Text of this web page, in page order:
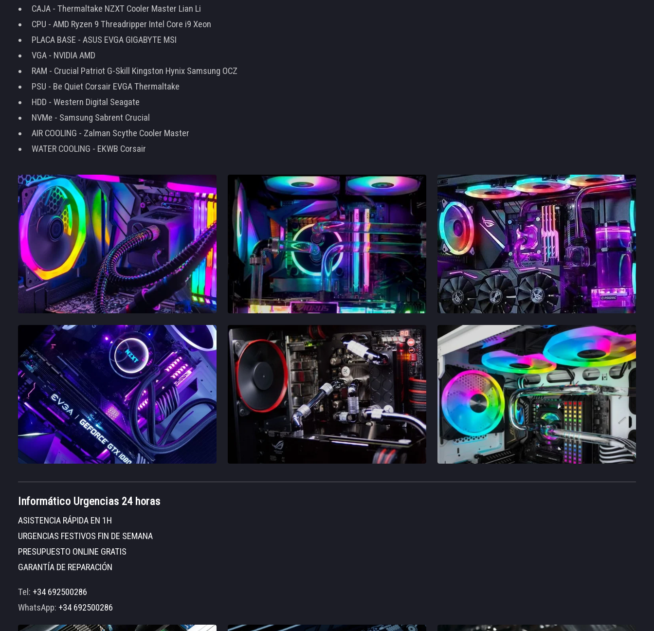
CAJA - Thermaltake NZXT Cooler Master Lian Li
CPU - AMD Ryzen 9 Threadripper Intel Core i9 Xeon
PLACA BASE - ASUS EVGA GIGABYTE MSI
VGA - NVIDIA AMD
RAM - Crucial Patriot G-Skill Kingston Hynix Samsung OCZ
PSU - Be Quiet Corsair EVGA Thermaltake
HDD - Western Digital Seagate
NVMe - Samsung Sabrent Crucial
AIR COOLING - Zalman Scythe Cooler Master
WATER COOLING - EKWB Corsair
Informático Urgencias 24 horas
ASISTENCIA RÁPIDA EN 1H
URGENCIAS FESTIVOS FIN DE SEMANA
PRESUPUESTO ONLINE GRATIS
GARANTÍA DE REPARACIÓN
Tel: +34 692500286
WhatsApp: +34 692500286